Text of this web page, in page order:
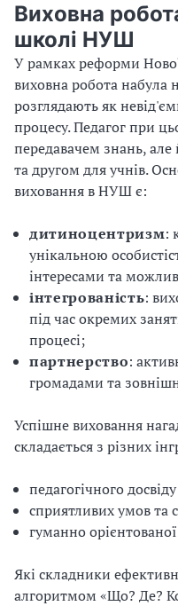
Виховна
школі НУШ
У рамках реформи
виховна робота набула
розглядають як
процесу.Педагог при
передавачем знань,
та другом для учнів.
вихованнявНУШ є:
дитиноцентризм:
унікальною
інтересами та
інтегрованість:
під час окремих
процесі;
партнерство:
громадами та
Успішне виховання
складається з різних
педагогічного досвіду
сприятливих умов та
гуманно
Які складники
алгоритмом «Що? Де?